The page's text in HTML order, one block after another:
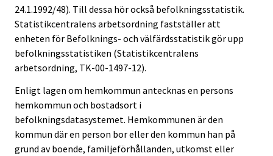
24.1.1992/48). Till dessa hör också befolkningsstatistik.
Statistikcentralens arbetsordning fastställer att
enheten för Befolknings- och välfärdsstatistik gör upp
befolkningsstatistiken (Statistikcentralens
arbetsordning, TK-00-1497-12).
Enligt lagen om hemkommun antecknas en persons
hemkommun och bostadsort i
befolkningsdatasystemet. Hemkommunen är den
kommun där en person bor eller den kommun han på
grund av boende, familjeförhållanden, utkomst eller